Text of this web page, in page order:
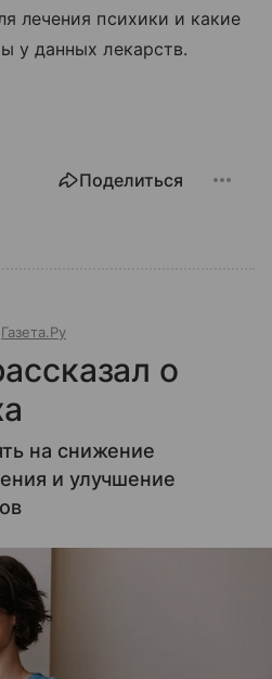
лечения психики и какие
у данных лекарств.
Поделиться
Газета.Ру
о
на снижение
и улучшение